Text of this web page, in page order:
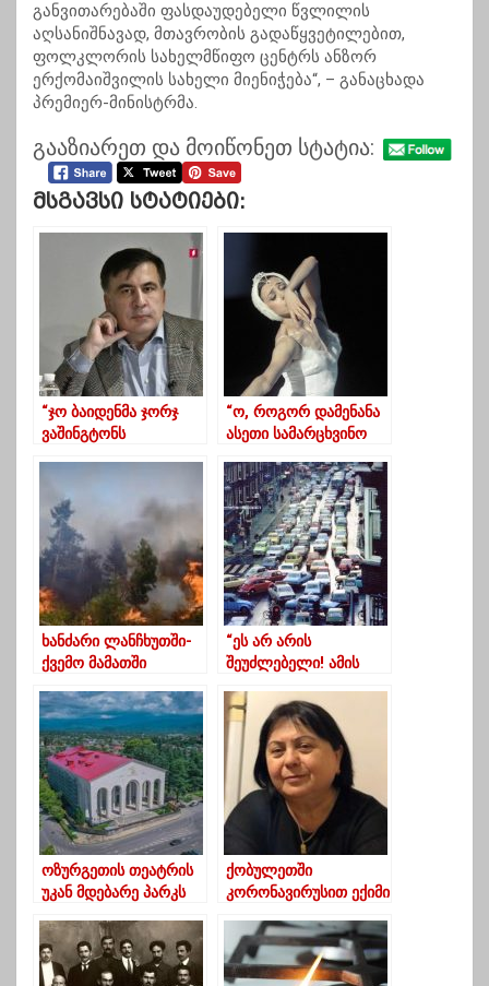
განვითარებაში ფასდაუდებელი წვლილის
აღსანიშნავად, მთავრობის გადაწყვეტილებით,
ფოლკლორის სახელმწიფო ცენტრს ანზორ
ერქომაიშვილის სახელი მიენიჭება“, – განაცხადა
პრემიერ-მინისტრმა.
გააზიარეთ და მოიწონეთ სტატია:
Მსგავსი Სტატიები:
“ჯო ბაიდენმა ჯორჯ
ვაშინგტონს
“ო, როგორ დამენანა
ასეთი სამარცხვინო
ხანძარი ლანჩხუთში-
ქვემო მამათში
უკიდია
“ეს არ არის
შეუძლებელი! ამის
ქალაქს შეუძლია”
ოზურგეთის თეატრის
უკან მდებარე პარკს
სახელი მიენიჭა
ქობულეთში
კორონავირუსით ექიმი